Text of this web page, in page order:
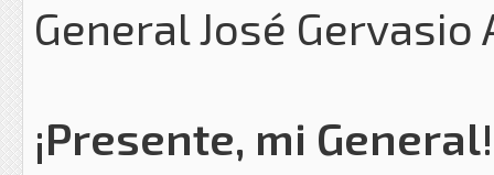
General José Gervasio
¡Presente, mi General!